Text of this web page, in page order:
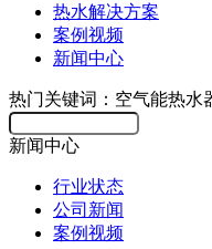
热水解决方案
案例视频
新闻中心
热门关键词：空气能热水
新闻中心
行业状态
公司新闻
案例视频